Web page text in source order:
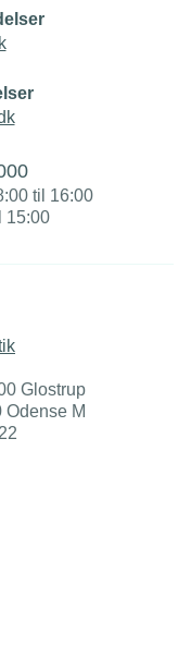
til 16:00
15:00
Glostrup
M